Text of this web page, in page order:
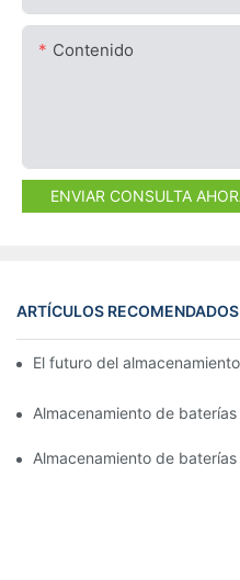
Contenido
ENVIAR CONSULTA
ARTÍCULOS RECOMENDADOS
El futuro del
Almacenamiento de
Almacenamiento de